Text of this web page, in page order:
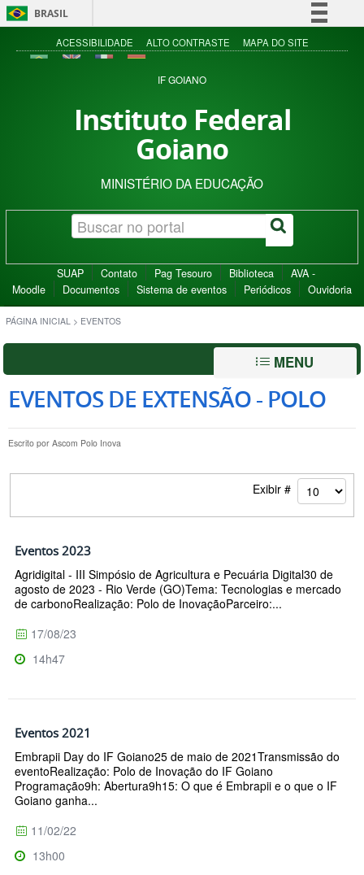
BRASIL
Simplifique!
Acesso à informação
ACESSIBILIDADE ALTO CONTRASTE MAPA DO SITE
IF GOIANO
Instituto Federal
Goiano
MINISTÉRIO DA EDUCAÇÃO
SUAP Contato Pag Tesouro Biblioteca
AVA -
Moodle
Documentos Sistema de eventos Periódicos Ouvidoria
PÁGINA INICIAL > EVENTOS
MENU
EVENTOS DE EXTENSÃO - POLO
Escrito por Ascom Polo Inova
Exibir #
Eventos 2023
Agridigital - III Simpósio de Agricultura e Pecuária Digital30 de
agosto de 2023 - Rio Verde (GO)Tema: Tecnologias e mercado
de carbonoRealização: Polo de InovaçãoParceiro:...
17/08/23
14h47
Eventos 2021
Embrapii Day do IF Goiano25 de maio de 2021Transmissão do
eventoRealização: Polo de Inovação do IF Goiano
Programação9h: Abertura9h15: O que é Embrapii e o que o IF
Goiano ganha...
11/02/22
13h00